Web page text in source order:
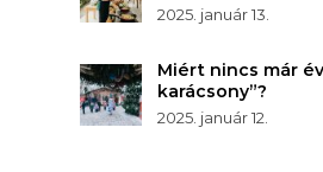
2025. január 13.
Miért nincs már
karácsony”?
2025. január 12.